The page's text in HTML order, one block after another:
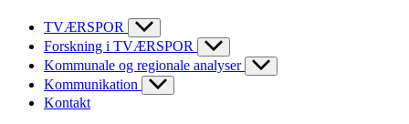
TVÆRSPOR
Forskning i TVÆRSPOR
Kommunale og regionale analyser
Kommunikation
Kontakt